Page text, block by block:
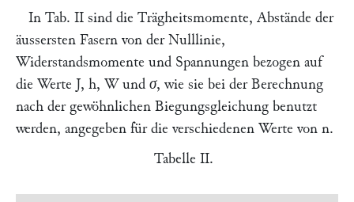
In Tab. II sind die Trägheitsmomente, Abstände der
äussersten Fasern von der Nulllinie,
Widerstandsmomente und Spannungen bezogen auf
die Werte J, h, Wund σ, wie sie bei der Berechnung
nach der gewöhnlichen Biegungsgleichung benutzt
werden, angegeben für die verschiedenen Werte von n.
Tabelle II.